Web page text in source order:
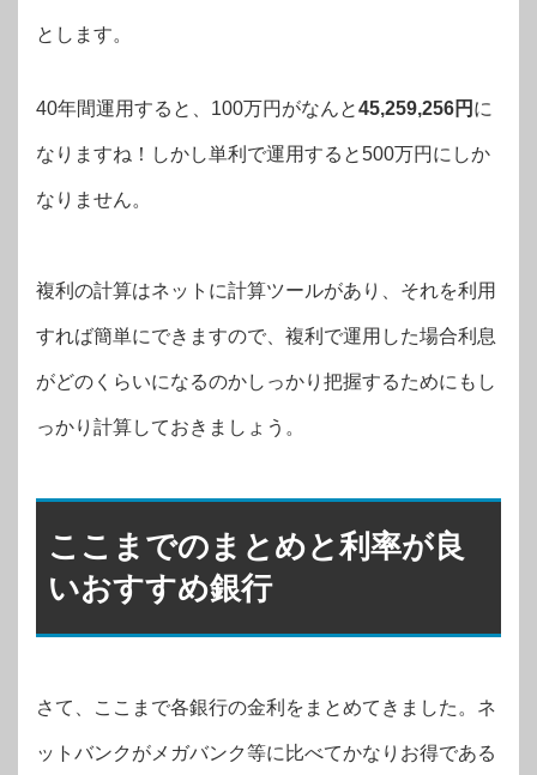
とします。
40年間運用すると、100万円がなんと45,259,256円 に
なりますね！しかし単利で運用すると500万円にしか
なりません。
複利の計算はネットに計算ツールがあり、それを利用
すれば簡単にできますので、複利で運用した場合利息
がどのくらいになるのかしっかり把握するためにもし
っかり計算しておきましょう。
ここまでのまとめと利率が良
いおすすめ銀行
さて、ここまで各銀行の金利をまとめてきました。ネ
ットバンクがメガバンク等に比べてかなりお得である